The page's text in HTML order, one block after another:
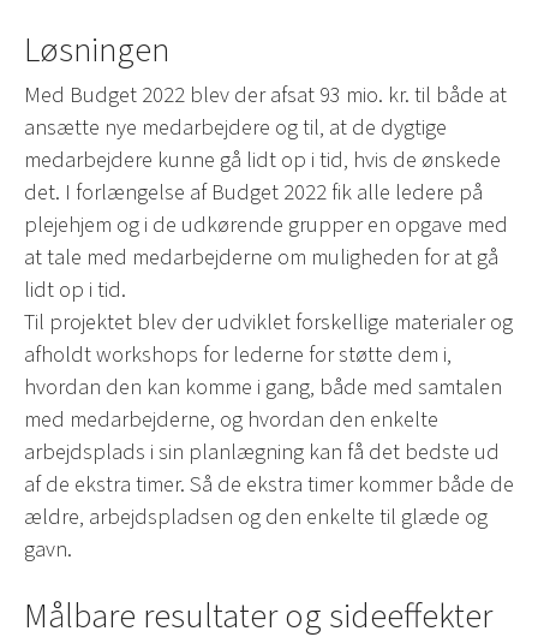
Løsningen
Med Budget 2022 blev der afsat 93 mio. kr. til både at
ansætte nye medarbejdere og til, at de dygtige
medarbejdere kunne gå lidt op i tid, hvis de ønskede
det. I forlængelse af Budget 2022 fik alle ledere på
plejehjem og i de udkørende grupper en opgave med
at tale med medarbejderne om muligheden for at gå
lidt op i tid.
Til projektet blev der udviklet forskellige materialer og
afholdt workshops for lederne for støtte dem i,
hvordan den kan komme i gang, både med samtalen
med medarbejderne, og hvordan den enkelte
arbejdsplads i sin planlægning kan få det bedste ud
af de ekstra timer. Så de ekstra timer kommer både de
ældre, arbejdspladsen og den enkelte til glæde og
gavn.
Målbare resultater og sideeffekter